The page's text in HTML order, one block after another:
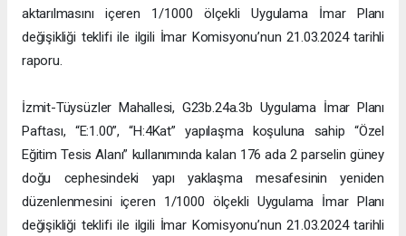
aktarılmasını içeren 1/1000 ölçekli Uygulama İmar Planı
değişikliği teklifi ile ilgili İmar Komisyonu’nun 21.03.2024 tarihli
raporu.
İzmit-Tüysüzler Mahallesi, G23b.24a.3b Uygulama İmar Planı
Paftası, “E:1.00”, “H:4Kat” yapılaşma koşuluna sahip “Özel
Eğitim Tesis Alanı” kullanımında kalan 176 ada 2 parselin güney
doğu cephesindeki yapı yaklaşma mesafesinin yeniden
düzenlenmesini içeren 1/1000 ölçekli Uygulama İmar Planı
değişikliği teklifi ile ilgili İmar Komisyonu’nun 21.03.2024 tarihli